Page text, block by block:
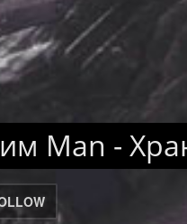
Man -